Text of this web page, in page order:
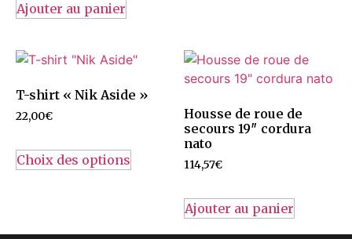
Ajouter au panier
T-shirt « Nik Aside »
22,00€
Choix des options
Housse de roue de
secours 19″ cordura
nato
114,57€
Ajouter au panier